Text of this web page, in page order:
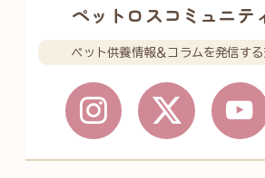
ペットロスコミュニテ
ペット供養情報＆コラムを発信す